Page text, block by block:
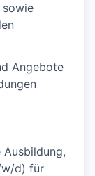
sowie
Angebote
Ausbildung,
w/d) für